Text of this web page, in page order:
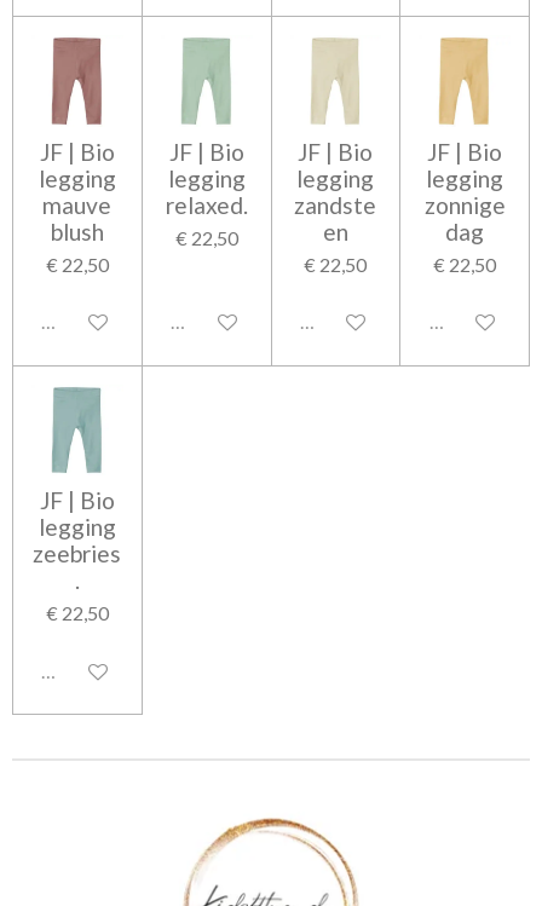
JF | Bio
legging
mauve
blush
€ 22,50
Uitgeschakeld
JF | Bio
legging
relaxed.
€ 22,50
Uitgeschakeld
JF | Bio
legging
zandste
en
€ 22,50
Uitgeschakeld
JF | Bio
legging
zonnige
dag
€ 22,50
JF | Bio
legging
zeebries
.
€ 22,50
Uitgeschakeld